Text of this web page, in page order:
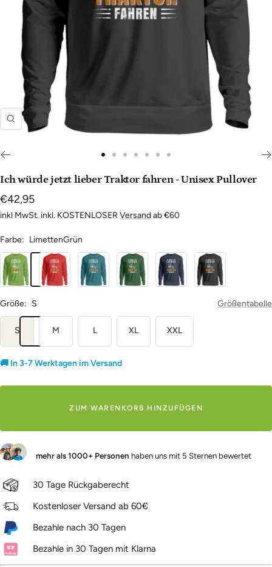
Zoom
SlideSlideSlideSlideSlideSlideSlide
Ich würde jetzt lieber Traktor fahren - Unisex Pullover
Angebotspreis
€42,95
inkl MwSt. inkl. KOSTENLOSER Versandab €60
Farbe: LimettenGrün
LimettenGrün
Fire
Red
Airforce
Blue
DunkelgrünOxford
Navy
Tief
Schwarz
Größe: S Größentabelle
S M L XL XXL
🚚 In 3-7 Werktagen im Versand
ZUM WARENKORB HINZUFÜGEN
mehr als 1000+ Personen haben uns mit 5 Sternen bewertet
30 Tage Rückgaberecht
Kostenloser Versand ab 60€
Bezahle nach 30 Tagen
Bezahle in 30 Tagen mit Klarna